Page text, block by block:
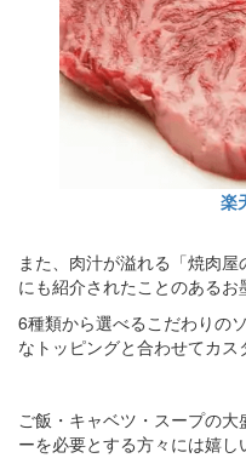
楽
また、肉汁が溢れる「焼肉
にも紹介されたことのあるお
6種類から選べるこだわりの
なトッピングと合わせてカス
ご飯・キャベツ・スープの
ーを必要とする方々には嬉し